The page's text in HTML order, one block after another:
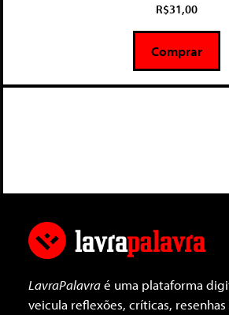
5
R$31,00
Comprar
LavraPalavraé uma plataforma
veicula reflexões, críticas,